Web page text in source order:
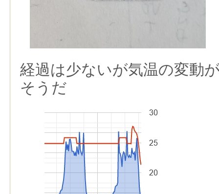
経過は少ないが気温の変動
そうだ